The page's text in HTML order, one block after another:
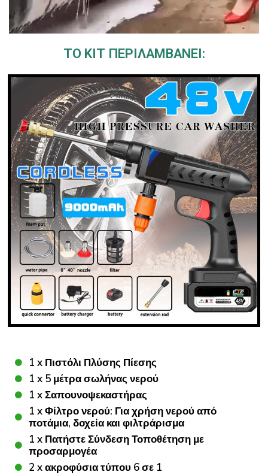
ΤΟ ΚΙΤ ΠΕΡΙΛΑΜΒΑΝΕΙ:
1 x Πιστόλι Πλύσης Πίεσης
1 x 5 μέτρα σωλήνας νερού
1 x Σαπουνοψεκαστήρας
1 x Φίλτρο νερού: Για χρήση νερού από
ποτάμια, δοχεία και φιλτράρισμα
1 x Πατήστε Σύνδεση Τοποθέτηση με
προσαρμογέα
2 x ακροφύσια τύπου 6 σε 1